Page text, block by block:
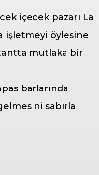
içecek pazarı La
işletmeyi öylesine
mutlaka bir
barlarında
sabırla